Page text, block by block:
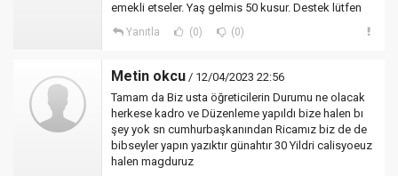
emekli etseler. Yaş gelmis 50 kusur. Destek lütfen
Yanıtla (0) (0)
Metin okcu / 12/04/2023 22:56
Tamam da Biz usta öğreticilerin Durumu ne olacak
herkese kadro ve Düzenleme yapıldı bize halen bı
şey yok sn cumhurbaşkanından Ricamız biz de de
bibseyler yapın yazıktır günahtır 30 Yildri calisyoeuz
halen magduruz